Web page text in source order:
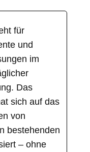
für
und
im
Das
sich auf das
von
bestehenden
– ohne